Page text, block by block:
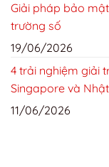
Giải pháp bảo
trường số
19/06/2026
4 trải nghiệm giải
Singapore và
11/06/2026